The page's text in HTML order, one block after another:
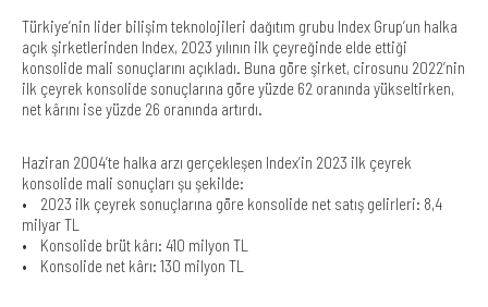
Türkiye’nin lider bilişim teknolojileri dağıtım grubu Index Grup’un halka
açık şirketlerinden Index, 2023 yılının ilk çeyreğinde elde ettiği
konsolide mali sonuçlarını açıkladı. Buna göre şirket, cirosunu 2022’nin
ilk çeyrek konsolide sonuçlarına göre yüzde 62 oranında yükseltirken,
net kârını ise yüzde 26 oranında artırdı.
Haziran 2004’te halka arzı gerçekleşen Index’in 2023 ilk çeyrek
konsolide mali sonuçları şu şekilde:
• 2023 ilk çeyrek sonuçlarına göre konsolide net satış gelirleri: 8,4
milyar TL
• Konsolide brüt kârı: 410 milyon TL
• Konsolide net kârı: 130 milyon TL